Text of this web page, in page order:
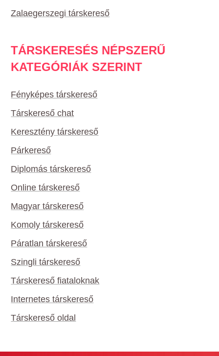
Zalaegerszegi társkereső
TÁRSKERESÉS NÉPSZERŰ
KATEGÓRIÁK SZERINT
Fényképes társkereső
Társkereső chat
Keresztény társkereső
Párkereső
Diplomás társkereső
Online társkereső
Magyar társkereső
Komoly társkereső
Páratlan társkereső
Szingli társkereső
Társkereső fiataloknak
Internetes társkereső
Társkereső oldal